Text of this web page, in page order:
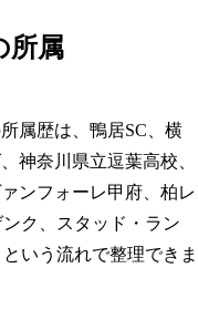
所属
属歴は、鴨居SC、横
神奈川県立逗葉高校、
ンフォーレ甲府、柏レ
ク、スタッド・ラン
いう流れで整理できま